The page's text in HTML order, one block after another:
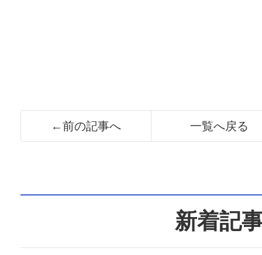
←前の記事へ 一覧へ戻る
新着記